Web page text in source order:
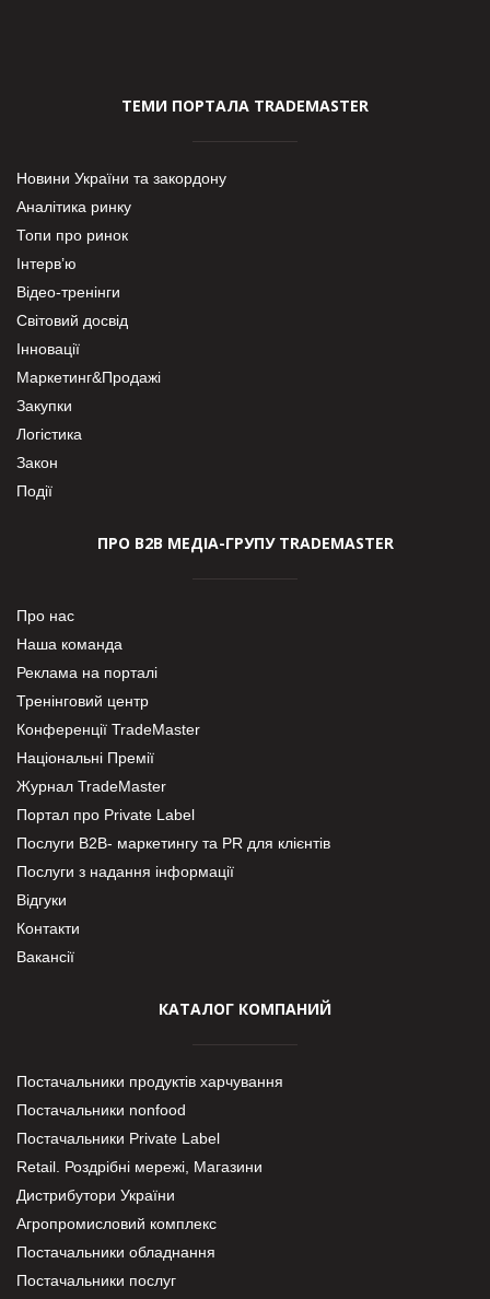
ТЕМИ ПОРТАЛА TRADEMASTER
Новини України та закордону
Аналітика ринку
Топи про ринок
Інтерв’ю
Відео-тренінги
Світовий досвід
Інновації
Маркетинг&Продажі
Закупки
Логістика
Закон
Події
ПРО В2В МЕДІА-ГРУПУ TRADEMASTER
Про нас
Наша команда
Реклама на порталі
Тренінговий центр
Конференції TradeMaster
Національні Премії
Журнал TradeMaster
Портал про Private Label
Послуги В2В- маркетингу та PR для клієнтів
Послуги з надання інформації
Відгуки
Контакти
Вакансії
КАТАЛОГ КОМПАНИЙ
Постачальники продуктів харчування
Постачальники nonfood
Постачальники Private Label
Retail. Роздрібні мережі, Магазини
Дистрибутори України
Агропромисловий комплекс
Постачальники обладнання
Постачальники послуг